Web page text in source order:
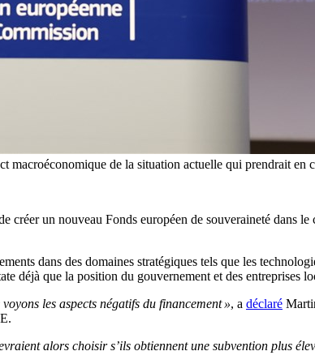
macroéconomique de la situation actuelle qui prendrait
créer un nouveau Fonds européen de souveraineté dans
dans des domaines stratégiques tels que les
déjà que la position du gouvernement et des entreprises
les aspects négatifs du financement », a déclaré
alors choisir s’ils obtiennent une subvention plus